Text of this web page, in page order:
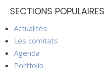
SECTIONS POPULAIRES
Actualités
Les comitats
Agenda
Portfolio